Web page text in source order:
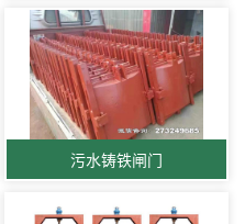
污水铸铁闸门